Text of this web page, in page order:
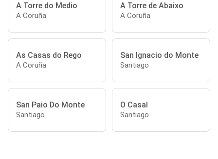
A Torre do Medio
A Coruña
A Torre de Abaixo
A Coruña
As Casas do Rego
A Coruña
San Ignacio do Monte
Santiago
San Paio Do Monte
Santiago
O Casal
Santiago